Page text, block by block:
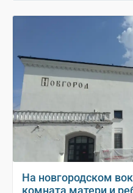
На новгородском
комната матери и